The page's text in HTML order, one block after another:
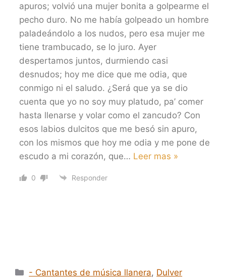
apuros; volvió una mujer bonita a golpearme el
pecho duro. No me había golpeado un hombre
paladeándolo a los nudos, pero esa mujer me
tiene trambucado, se lo juro. Ayer
despertamos juntos, durmiendo casi
desnudos; hoy me dice que me odia, que
conmigo ni el saludo. ¿Será que ya se dio
cuenta que yo no soy muy platudo, pa’ comer
hasta llenarse y volar como el zancudo? Con
esos labios dulcitos que me besó sin apuro,
con los mismos que hoy me odia y me pone de
escudo a mi corazón, que… Leer mas »
0 Responder
Categorías
- Cantantes de música llanera, Dulver